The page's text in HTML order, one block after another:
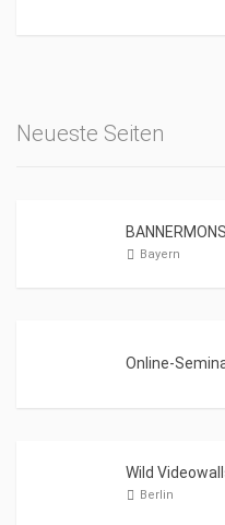
Neueste Seiten
Bayern
Online-
Wild
Berlin